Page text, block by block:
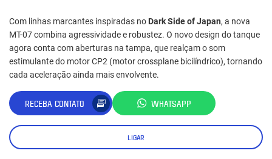
Com linhas marcantes inspiradas no Dark Side of Japan, a nova
MT-07 combina agressividade e robustez. O novo design do tanque
agora conta com aberturas na tampa, que realçam o som
estimulante do motor CP2 (motor crossplane bicilíndrico), tornando
cada aceleração ainda mais envolvente.
RECEBA CONTATO WHATSAPP
LIGAR